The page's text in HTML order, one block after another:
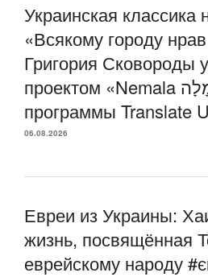
Украинская классика
«Всякому городу
Григория Сковороды
проектом «Nemala נְמָלָה» в рамках
программы Translate
06.08.2026
Евреи из Украины:
жизнь, посвящённая
еврейскому народу